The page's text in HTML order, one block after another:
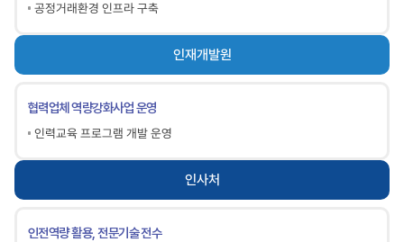
공정거래환경 인프라 구축
인재개발원
협력업체 역량강화사업 운영
인력교육 프로그램 개발 운영
인사처
인전역량 활용, 전문기술 전수